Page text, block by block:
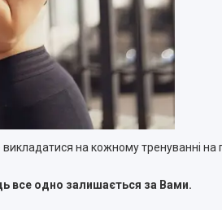
на кожному тренуванні на
все одно залишається за Вами.